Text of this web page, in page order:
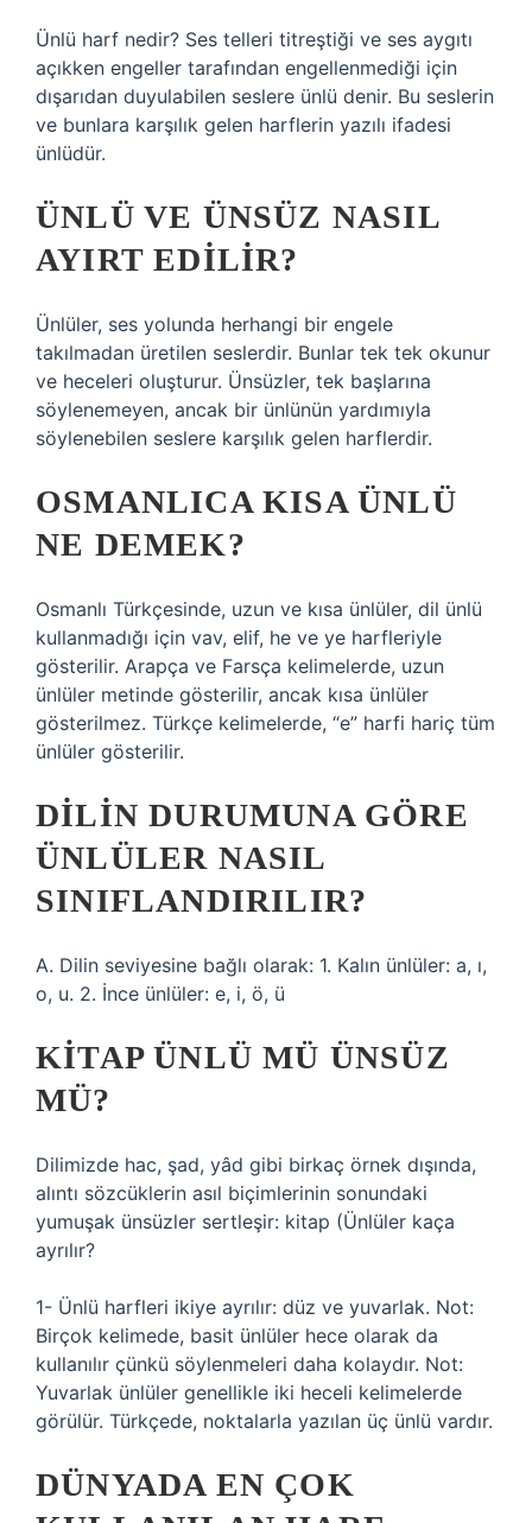
Ünlü harf nedir? Ses telleri titreştiği ve ses aygıtı
açıkken engeller tarafından engellenmediği için
dışarıdan duyulabilen seslere ünlü denir. Bu seslerin
ve bunlara karşılık gelen harflerin yazılı ifadesi
ünlüdür.
ÜNLÜ VE ÜNSÜZ NASIL
AYIRT EDILIR?
Ünlüler, ses yolunda herhangi bir engele
takılmadan üretilen seslerdir. Bunlar tek tek okunur
ve heceleri oluşturur. Ünsüzler, tek başlarına
söylenemeyen, ancak bir ünlünün yardımıyla
söylenebilen seslere karşılık gelen harflerdir.
OSMANLICA KISA ÜNLÜ
NE DEMEK?
Osmanlı Türkçesinde, uzun ve kısa ünlüler, dil ünlü
kullanmadığı için vav, elif, he ve ye harfleriyle
gösterilir. Arapça ve Farsça kelimelerde, uzun
ünlüler metinde gösterilir, ancak kısa ünlüler
gösterilmez. Türkçe kelimelerde, “e” harfi hariç tüm
ünlüler gösterilir.
DILIN DURUMUNA GÖRE
ÜNLÜLER NASIL
SINIFLANDIRILIR?
A. Dilin seviyesine bağlı olarak: 1. Kalın ünlüler: a, ı,
o, u. 2. İnce ünlüler: e, i, ö, ü
KITAP ÜNLÜ MÜ ÜNSÜZ
MÜ?
Dilimizde hac, şad, yâd gibi birkaç örnek dışında,
alıntı sözcüklerin asıl biçimlerinin sonundaki
yumuşak ünsüzler sertleşir: kitap (Ünlüler kaça
ayrılır?
1- Ünlü harfleri ikiye ayrılır: düz ve yuvarlak. Not:
Birçok kelimede, basit ünlüler hece olarak da
kullanılır çünkü söylenmeleri daha kolaydır. Not:
Yuvarlak ünlüler genellikle iki heceli kelimelerde
görülür. Türkçede, noktalarla yazılan üç ünlü vardır.
DÜNYADA EN ÇOK